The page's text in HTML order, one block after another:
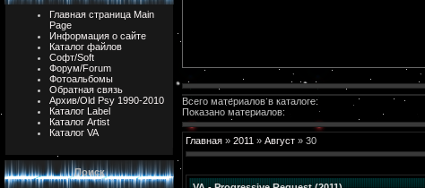
Главная страница Main
Page
Информация о сайте
Каталог файлов
Софт/Soft
Форум/Forum
Фотоальбомы
Обратная связь
Архив/Old Psy 1990-2010
Каталог Label
Каталог Artist
Каталог VA
Поиск
Всего материалов в каталоге:
Показано материалов:
Главная » 2011 » Август » 30